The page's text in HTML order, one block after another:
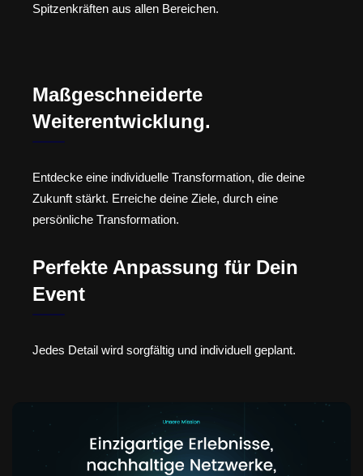
Spitzenkräften aus allen Bereichen.
Maßgeschneiderte
Weiterentwicklung.
Entdecke eine individuelle Transformation, die deine
Zukunft stärkt. Erreiche deine Ziele, durch eine
persönliche Transformation.
Perfekte Anpassung für Dein
Event
Jedes Detail wird sorgfältig und individuell geplant.